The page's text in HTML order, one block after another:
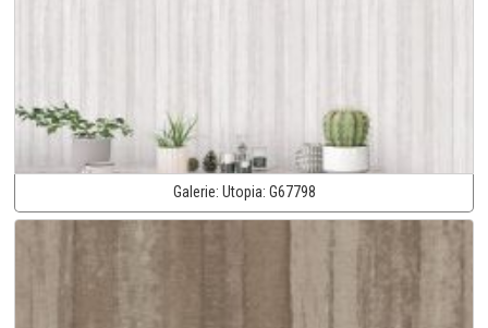
Galerie: Utopia: G67798